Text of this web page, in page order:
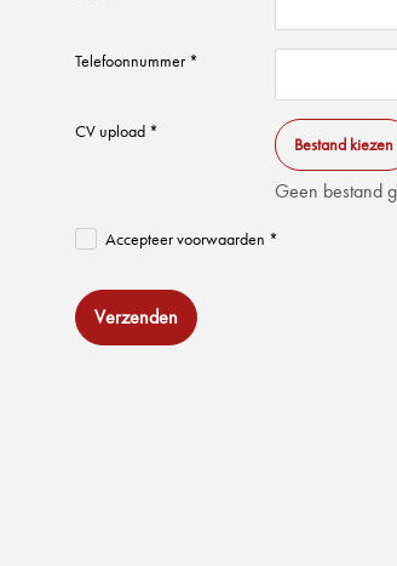
Telefoonnummer *
CV upload *
Bestand kiezen
Geen bestand
Accepteer voorwaarden *
Verzenden